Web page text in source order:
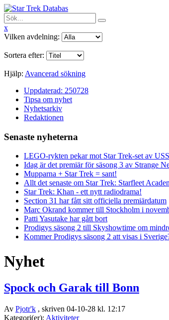
x
Vilken avdelning:
Sortera efter:
Hjälp: Avancerad sökning
Uppdaterad: 250728
Tipsa om nyhet
Nyhetsarkiv
Redaktionen
Senaste nyheterna
LEGO-rykten pekar mot Star Trek-set av
Idag är det premiär för säsong 3 av Strange
Mupparna + Star Trek = sant!
Allt det senaste om Star Trek: Starfleet
Star Trek: Khan - ett nytt radiodrama!
Section 31 har fått sitt officiella premiärdatum
Marc Okrand kommer till Stockholm i
Patti Yasutake har gått bort
Prodigys säsong 2 till Skyshowtime om
Kommer Prodigys säsong 2 att visas i
Nyhet
Spock och Garak till Bonn
Av Pjotr'k , skriven 04-10-28 kl. 12:17
Kategori(er): Aktiviteter